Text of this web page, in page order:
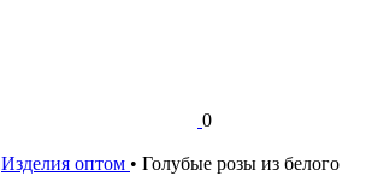
0
Изделия оптом • Голубые розы из белого